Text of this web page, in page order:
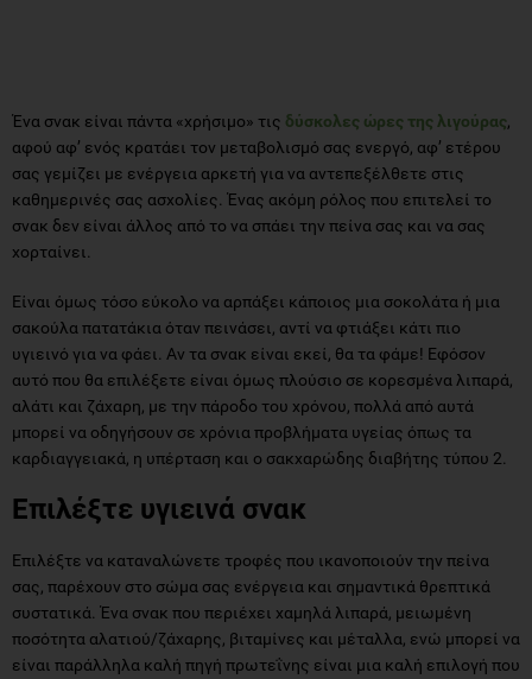
Ένα σνακ είναι πάντα «χρήσιμο» τις δύσκολες ώρες της λιγούρας,
αφού αφ’ ενός κρατάει τον μεταβολισμό σας ενεργό, αφ’ ετέρου
σας γεμίζει με ενέργεια αρκετή για να αντεπεξέλθετε στις
καθημερινές σας ασχολίες. Ένας ακόμη ρόλος που επιτελεί το
σνακ δεν είναι άλλος από το να σπάει την πείνα σας και να σας
χορταίνει.
Είναι όμως τόσο εύκολο να αρπάξει κάποιος μια σοκολάτα ή μια
σακούλα πατατάκια όταν πεινάσει, αντί να φτιάξει κάτι πιο
υγιεινό για να φάει. Αν τα σνακ είναι εκεί, θα τα φάμε! Εφόσον
αυτό που θα επιλέξετε είναι όμως πλούσιο σε κορεσμένα λιπαρά,
αλάτι και ζάχαρη, με την πάροδο του χρόνου, πολλά από αυτά
μπορεί να οδηγήσουν σε χρόνια προβλήματα υγείας όπως τα
καρδιαγγειακά, η υπέρταση και ο σακχαρώδης διαβήτης τύπου 2.
Επιλέξτε υγιεινά σνακ
Επιλέξτε να καταναλώνετε τροφές που ικανοποιούν την πείνα
σας, παρέχουν στο σώμα σας ενέργεια και σημαντικά θρεπτικά
συστατικά. Ένα σνακ που περιέχει χαμηλά λιπαρά, μειωμένη
ποσότητα αλατιού/ζάχαρης, βιταμίνες και μέταλλα, ενώ μπορεί να
είναι παράλληλα καλή πηγή πρωτεΐνης είναι μια καλή επιλογή που